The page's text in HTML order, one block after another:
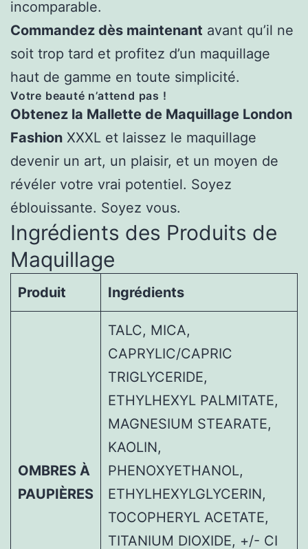
incomparable.
Commandez dès maintenant avant qu’il ne
soit trop tard et profitez d’un maquillage
haut de gamme en toute simplicité.
Votre beauté n’attend pas !
Obtenez la Mallette de Maquillage London
Fashion XXXL et laissez le maquillage
devenir un art, un plaisir, et un moyen de
révéler votre vrai potentiel. Soyez
éblouissante. Soyez vous.
Ingrédients des Produits de
Maquillage
Produit Ingrédients
OMBRES À
PAUPIÈRES
TALC, MICA,
CAPRYLIC/CAPRIC
TRIGLYCERIDE,
ETHYLHEXYL PALMITATE,
MAGNESIUM STEARATE,
KAOLIN,
PHENOXYETHANOL,
ETHYLHEXYLGLYCERIN,
TOCOPHERYL ACETATE,
TITANIUM DIOXIDE, +/- CI